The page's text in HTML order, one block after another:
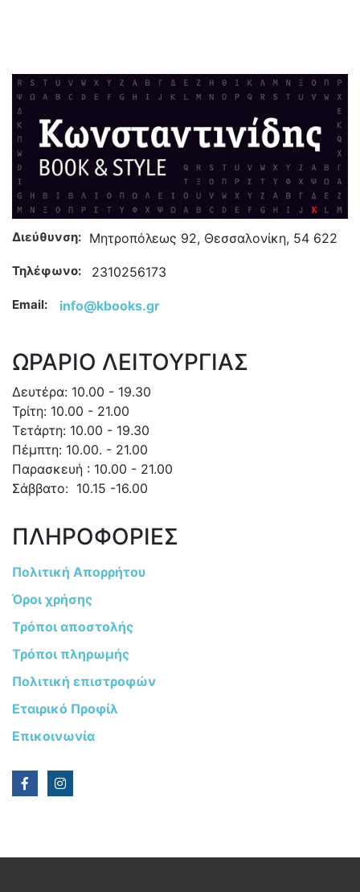
Διεύθυνση: Μητροπόλεως 92, Θεσσαλονίκη, 54 622
Τηλέφωνο: 2310256173
Email: info@kbooks.gr
ΩΡΑΡΙΟ ΛΕΙΤΟΥΡΓΙΑΣ
Δευτέρα: 10.00 - 19.30
Τρίτη: 10.00 - 21.00
Τετάρτη: 10.00 - 19.30
Πέμπτη: 10.00. - 21.00
Παρασκευή : 10.00 - 21.00
Σάββατο: 10.15 -16.00
ΠΛΗΡΟΦΟΡΙΕΣ
Πολιτική Απορρήτου
Όροι χρήσης
Τρόποι αποστολής
Τρόποι πληρωμής
Πολιτική επιστροφών
Εταιρικό Προφίλ
Επικοινωνία